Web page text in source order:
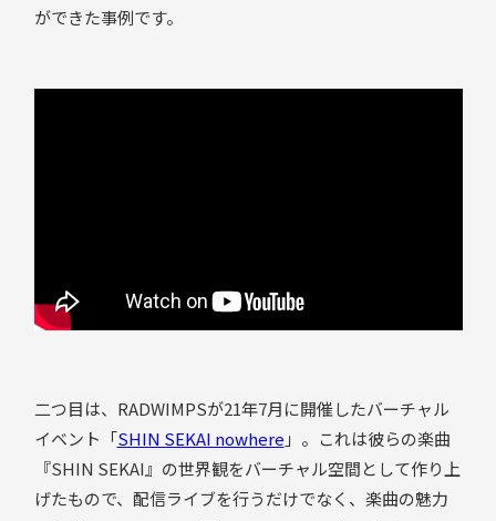
ができた事例です。
二つ目は、RADWIMPSが21年7月に開催したバーチャル
イベント「SHIN SEKAI nowhere 」。これは彼らの楽曲
『SHIN SEKAI』の世界観をバーチャル空間として作り上
げたもので、配信ライブを行うだけでなく、楽曲の魅力